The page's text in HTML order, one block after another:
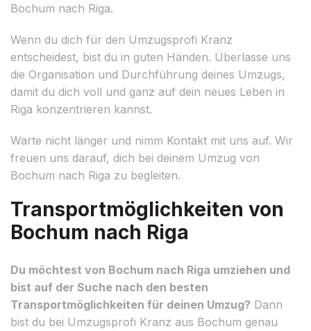
Bochum nach Riga.
Wenn du dich für den Umzugsprofi Kranz
entscheidest, bist du in guten Händen. Überlasse uns
die Organisation und Durchführung deines Umzugs,
damit du dich voll und ganz auf dein neues Leben in
Riga konzentrieren kannst.
Warte nicht länger und nimm Kontakt mit uns auf. Wir
freuen uns darauf, dich bei deinem Umzug von
Bochum nach Riga zu begleiten.
Transportmöglichkeiten von
Bochum nach Riga
Du möchtest von Bochum nach Riga umziehen und
bist auf der Suche nach den besten
Transportmöglichkeiten für deinen Umzug? Dann
bist du bei Umzugsprofi Kranz aus Bochum genau